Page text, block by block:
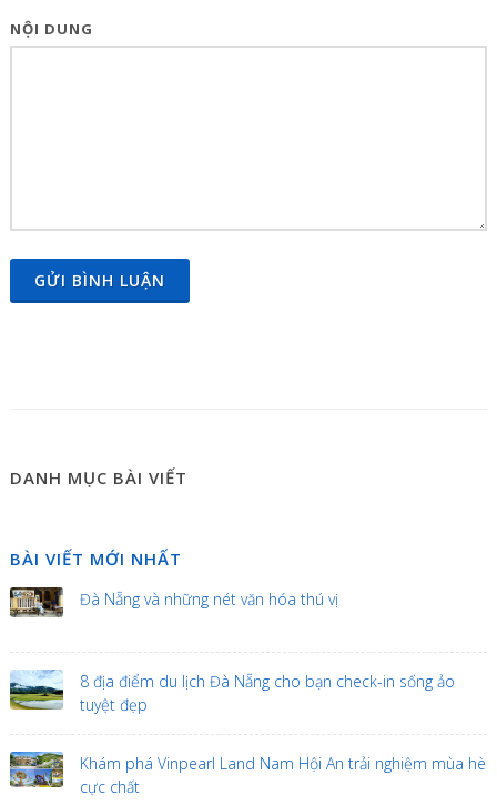
NỘI DUNG
GỬI BÌNH LUẬN
DANH MỤC BÀI VIẾT
BÀI VIẾT MỚI NHẤT
Đà Nẵng và những nét văn hóa thú vị
8 địa điểm du lịch Đà Nẵng cho bạn check-in sống ảo
tuyệt đẹp
Khám phá Vinpearl Land Nam Hội An trải nghiệm mùa hè
cực chất